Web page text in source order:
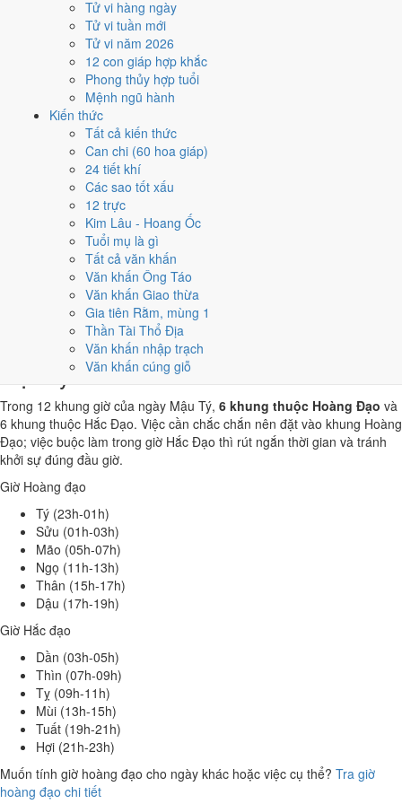
Tử vi hàng ngày
Tử vi tuần mới
Tử vi năm 2026
12 con giáp hợp khắc
Phong thủy hợp tuổi
Mệnh ngũ hành
Kiến thức
Tất cả kiến thức
Can chi (60 hoa giáp)
24 tiết khí
Các sao tốt xấu
12 trực
Kim Lâu - Hoang Ốc
Tuổi mụ là gì
Tất cả văn khấn
Văn khấn Ông Táo
Văn khấn Giao thừa
Gia tiên Rằm, mùng 1
Thần Tài Thổ Địa
Văn khấn nhập trạch
Văn khấn cúng giỗ
Mậu Tý, nhờ người tuổi này thay mặt động thổ hoặc nhận lễ
giúp giảm phần xung của gia chủ. Cách chọn người mượn tuổi
xem tại
hướng dẫn xem tuổi làm nhà
Các cách trên dựa trên quy tắc lịch pháp truyền thống, mang tính
tham khảo văn hóa - tín ngưỡng, không thay thế quyết định chuyên
môn của bạn.
Giờ hoàng đạo ngày 15/3/2026 là
những giờ nào?
Ngày Mậu Tý có6 giờ Hoàng Đạo
Mão (05h-07h), Ngọ (11h-13h), Thân (15h-17h), Dậu (17h-19h)
Khung dễ sắp xếp nhất trong giờ hành chính là
khung Hắc Đạo nên né khi ký kết hoặc xuất hành.
6 8 9 10 11 12 13 14 15
Hoàng đạo (tốt) Hắc đạo (xấu) Giờ hiện tại
6 giờ Hoàng Đạo và 6 giờ Hắc Đạo ngày
Mậu Tý
Trong 12 khung giờ của ngày Mậu Tý, 6 khung thuộc Hoàng Đạo và
6 khung thuộc Hắc Đạo. Việc cần chắc chắn nên đặt vào khung Hoàng
Đạo; việc buộc làm trong giờ Hắc Đạo thì rút ngắn thời gian và tránh
khởi sự đúng đầu giờ.
Giờ Hoàng đạo
Tý (23h-01h)
Sửu (01h-03h)
Mão (05h-07h)
Ngọ (11h-13h)
Thân (15h-17h)
Dậu (17h-19h)
Giờ Hắc đạo
Dần (03h-05h)
Thìn (07h-09h)
Tỵ (09h-11h)
Mùi (13h-15h)
Tuất (19h-21h)
Hợi (21h-23h)
Muốn tính giờ hoàng đạo cho ngày khác hoặc việc cụ thể? Tra giờ
hoàng đạo chi tiết